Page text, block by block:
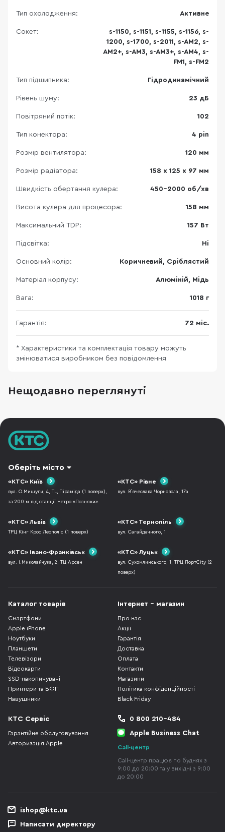
Тип охолодження: Активне
Сокет:
s-1150, s-1151, s-1155, s-1156, s-
1200, s-1700, s-2011, s-AM2, s-
AM2+, s-AM3, s-AM3+, s-AM4, s-
FM1, s-FM2
Тип підшипника: Гідродинамічний
Рівень шуму: 23 дБ
Повітряний потік: 102
Тип конектора: 4 pin
Розмір вентилятора: 120 мм
Розмір радіатора: 158 х 125 х 97 мм
Швидкість обертання кулера: 450-2000 об/хв
Висота кулера для процесора: 158 мм
Максимальний TDP: 157 Вт
Підсвітка: Ні
Основний колір: Коричневий, Сріблястий
Матеріал корпусу: Алюміній, Мідь
Вага: 1018 г
Гарантія: 72 міс.
* Характеристики та комплектація товару можуть
змінюватися виробником без повідомлення
Нещодавно переглянуті
Оберіть місто
«КТС» Київ
вул. О.Мишуги, 4, ТЦ Піраміда (1 поверх),
за 200 м від станції метро «Позняки».
«КТС» Рівне
вул. В`ячеслава Чорновола, 17а
«КТС» Львів
ТРЦ Кінг Крос Леополіс (1 поверх)
«КТС» Тернопіль
вул. Сагайдачного, 1
«КТС» Івано-Франківськ
вул. І.Миколайчука, 2, ТЦ Арсен
«КТС» Луцьк
вул. Сухомлинського, 1, ТРЦ ПортCity (2
поверх)
Каталог товарів
Смартфони
Apple iPhone
Ноутбуки
Планшети
Телевізори
Відеокарти
SSD-накопичувачі
Принтери та БФП
Навушники
Інтернет - магазин
Про нас
Акції
Гарантія
Доставка
Оплата
Контакти
Магазини
Політика конфіденційності
Black Friday
КТС Сервіс
Гарантійне обслуговування
Авторизація Apple
0 800 210-484
Apple Business Chat
Call-центр
Call-центр працює по буднях з
9:00 до 20:00 та у вихідні з 9:00
до 20:00
ishop@ktc.ua
Написати директору